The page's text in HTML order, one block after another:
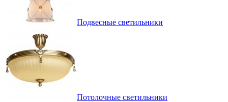
Подвесные светильники
Потолочные светильники